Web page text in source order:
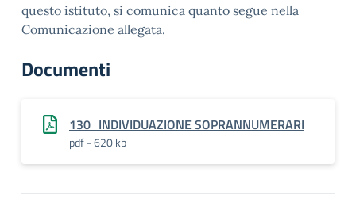
questo istituto, si comunica quanto segue nella
Comunicazione allegata.
Documenti
130_INDIVIDUAZIONE SOPRANNUMERARI
pdf - 620 kb